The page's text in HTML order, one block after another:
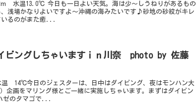
水温13.0℃ 今日も一日よい天気。海は少～しうねりがあるもの
浅場かなりよいですよ～沖縄の海みたいです♪砂地の砂紋がキレ
いるのがまた癒...
ビングしちゃいますｉｎ川奈 photo by 佐藤
今日のジェスターは、日中はダイビング、夜はモンハン大
画をマリング様とご一緒に実施しちゃいます。まずはダイビン
ゼのタマゴで...